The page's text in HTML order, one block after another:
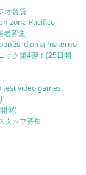
オ賃貸
zona Pacifico
者募集
idioma materno
ック第4弾！(25日開
test video games!
催)
タッフ募集